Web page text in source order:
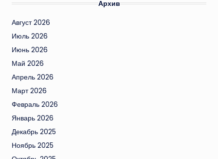
Архив
Август 2026
Июль 2026
Июнь 2026
Май 2026
Апрель 2026
Март 2026
Февраль 2026
Январь 2026
Декабрь 2025
Ноябрь 2025